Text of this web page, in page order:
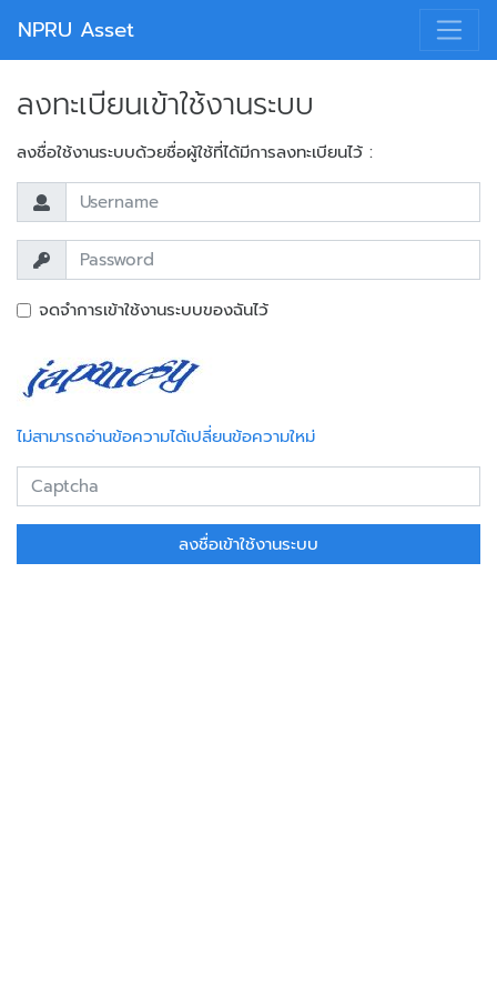
NPRU Asset
ลงทะเบียนเข้าใช้งานระบบ
ลงชื่อใช้งานระบบด้วยชื่อผู้ใช้ที่ได้มีการลงทะเบียนไว้ :
จดจำการเข้าใช้งานระบบของฉันไว้
ไม่สามารถอ่านข้อความได้เปลี่ยนข้อความใหม่